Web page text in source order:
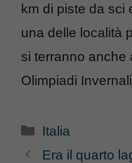
km di piste da sci
una delle località
si terranno anche
Olimpiadi
Categorie
Italia
Era il quarto